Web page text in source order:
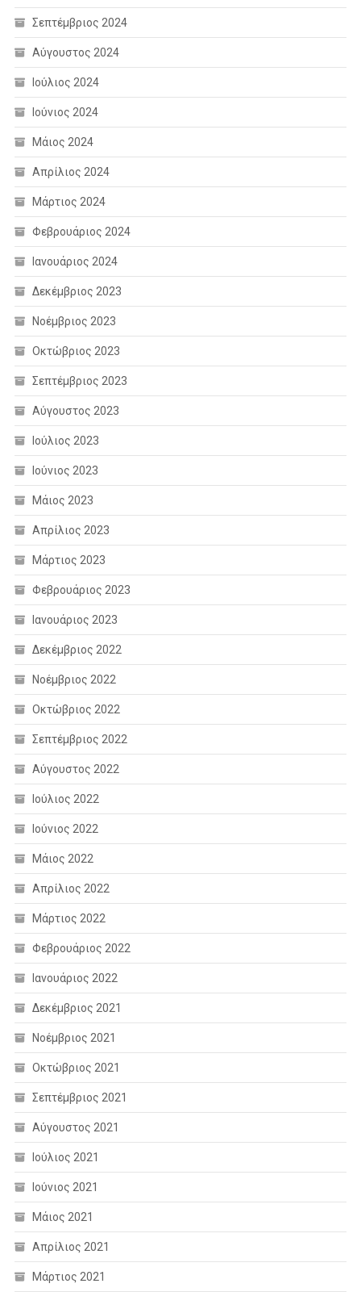
Σεπτέμβριος 2024
Αύγουστος 2024
Ιούλιος 2024
Ιούνιος 2024
Μάιος 2024
Απρίλιος 2024
Μάρτιος 2024
Φεβρουάριος 2024
Ιανουάριος 2024
Δεκέμβριος 2023
Νοέμβριος 2023
Οκτώβριος 2023
Σεπτέμβριος 2023
Αύγουστος 2023
Ιούλιος 2023
Ιούνιος 2023
Μάιος 2023
Απρίλιος 2023
Μάρτιος 2023
Φεβρουάριος 2023
Ιανουάριος 2023
Δεκέμβριος 2022
Νοέμβριος 2022
Οκτώβριος 2022
Σεπτέμβριος 2022
Αύγουστος 2022
Ιούλιος 2022
Ιούνιος 2022
Μάιος 2022
Απρίλιος 2022
Μάρτιος 2022
Φεβρουάριος 2022
Ιανουάριος 2022
Δεκέμβριος 2021
Νοέμβριος 2021
Οκτώβριος 2021
Σεπτέμβριος 2021
Αύγουστος 2021
Ιούλιος 2021
Ιούνιος 2021
Μάιος 2021
Απρίλιος 2021
Μάρτιος 2021